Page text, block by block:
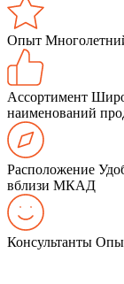
Опыт
Ассортимент
наименований
Расположение
вблизи МКАД
Консультанты